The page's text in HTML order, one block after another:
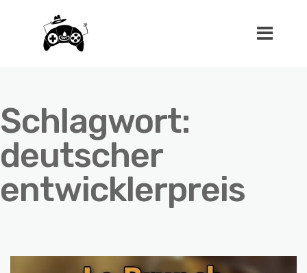
Schlagwort:
deutscher
entwicklerpreis